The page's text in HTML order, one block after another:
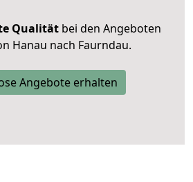
Qualität bei den Angeboten
Hanau nach Faurndau.
Angebote erhalten